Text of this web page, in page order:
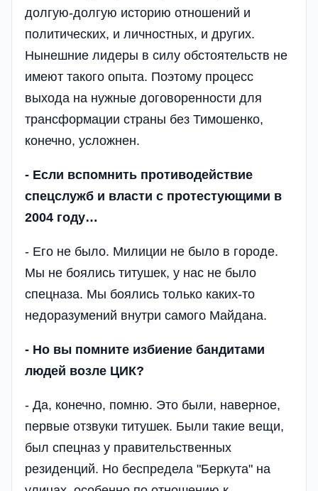
долгую-долгую историю отношений и
политических, и личностных, и других.
Нынешние лидеры в силу обстоятельств не
имеют такого опыта. Поэтому процесс
выхода на нужные договоренности для
трансформации страны без Тимошенко,
конечно, усложнен.
- Если вспомнить противодействие
спецслужб и власти с протестующими в
2004 году…
- Его не было. Милиции не было в городе.
Мы не боялись титушек, у нас не было
спецназа. Мы боялись только каких-то
недоразумений внутри самого Майдана.
- Но вы помните избиение бандитами
людей возле ЦИК?
- Да, конечно, помню. Это были, наверное,
первые отзвуки титушек. Были такие вещи,
был спецназ у правительственных
резиденций. Но беспредела "Беркута" на